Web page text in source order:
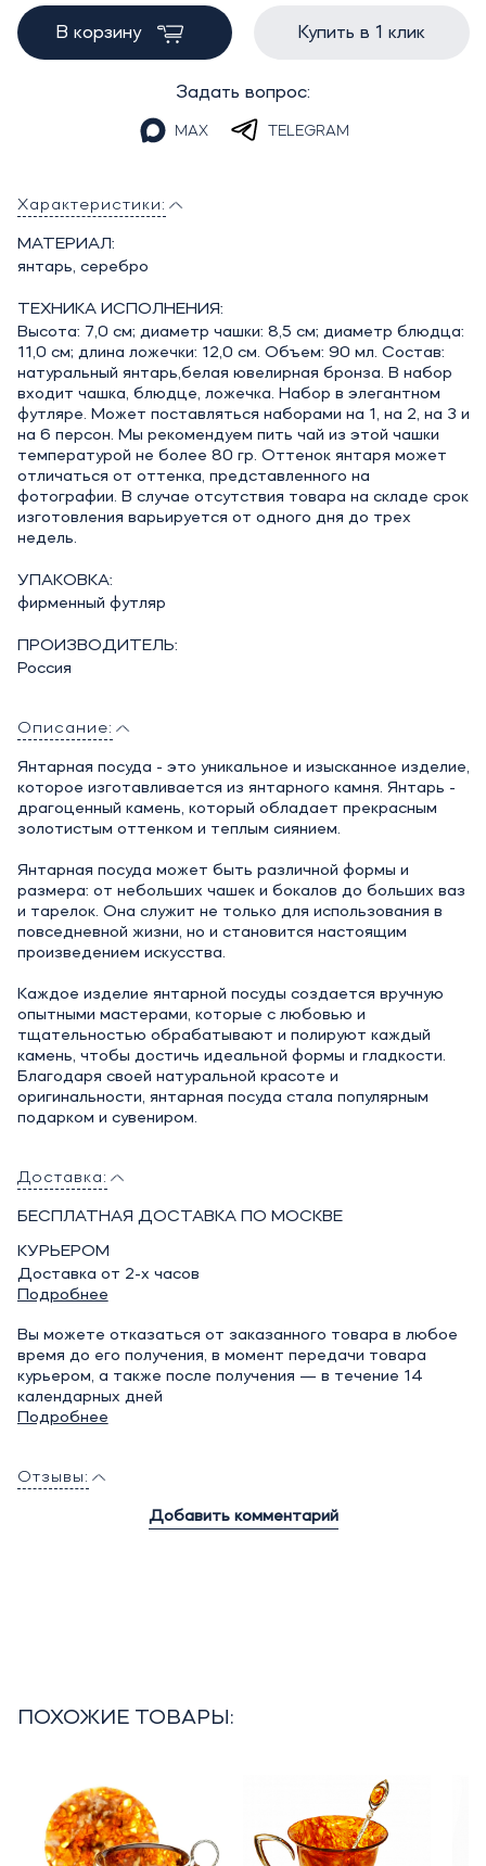
В корзину Купить в 1 клик
Задать вопрос:
MAX TELEGRAM
Характеристики:
МАТЕРИАЛ:
янтарь, серебро
ТЕХНИКА ИСПОЛНЕНИЯ:
Высота: 7,0 см; диаметр чашки: 8,5 см; диаметр блюдца:
11,0 см; длина ложечки: 12,0 см. Объем: 90 мл. Состав:
натуральный янтарь,белая ювелирная бронза. В набор
входит чашка, блюдце, ложечка. Набор в элегантном
футляре. Может поставляться наборами на 1, на 2, на 3 и
на 6 персон. Мы рекомендуем пить чай из этой чашки
температурой не более 80 гр. Оттенок янтаря может
отличаться от оттенка, представленного на
фотографии. В случае отсутствия товара на складе срок
изготовления варьируется от одного дня до трех
недель.
УПАКОВКА:
фирменный футляр
ПРОИЗВОДИТЕЛЬ:
Россия
Описание:
Янтарная посуда - это уникальное и изысканное изделие,
которое изготавливается из янтарного камня. Янтарь -
драгоценный камень, который обладает прекрасным
золотистым оттенком и теплым сиянием.
Янтарная посуда может быть различной формы и
размера: от небольших чашек и бокалов до больших ваз
и тарелок. Она служит не только для использования в
повседневной жизни, но и становится настоящим
произведением искусства.
Каждое изделие янтарной посуды создается вручную
опытными мастерами, которые с любовью и
тщательностью обрабатывают и полируют каждый
камень, чтобы достичь идеальной формы и гладкости.
Благодаря своей натуральной красоте и
оригинальности, янтарная посуда стала популярным
подарком и сувениром.
Доставка:
БЕСПЛАТНАЯ ДОСТАВКА ПО МОСКВЕ
КУРЬЕРОМ
Доставка от 2-х часов
Подробнее
Вы можете отказаться от заказанного товара в любое
время до его получения, в момент передачи товара
курьером, а также после получения — в течение 14
календарных дней
Подробнее
Отзывы:
Добавить комментарий
ПОХОЖИЕ ТОВАРЫ: